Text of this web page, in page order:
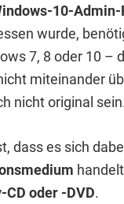
10-
wurde,
7, 8 oder 10 –
miteinander
nicht original
dass es sich
CD oder -DVD.